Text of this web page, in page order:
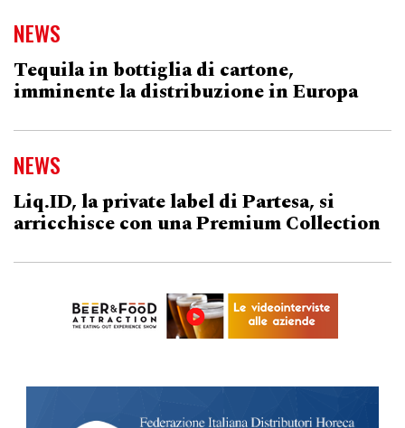
NEWS
Tequila in bottiglia di cartone,
imminente la distribuzione in Europa
NEWS
Liq.ID, la private label di Partesa, si
arricchisce con una Premium Collection